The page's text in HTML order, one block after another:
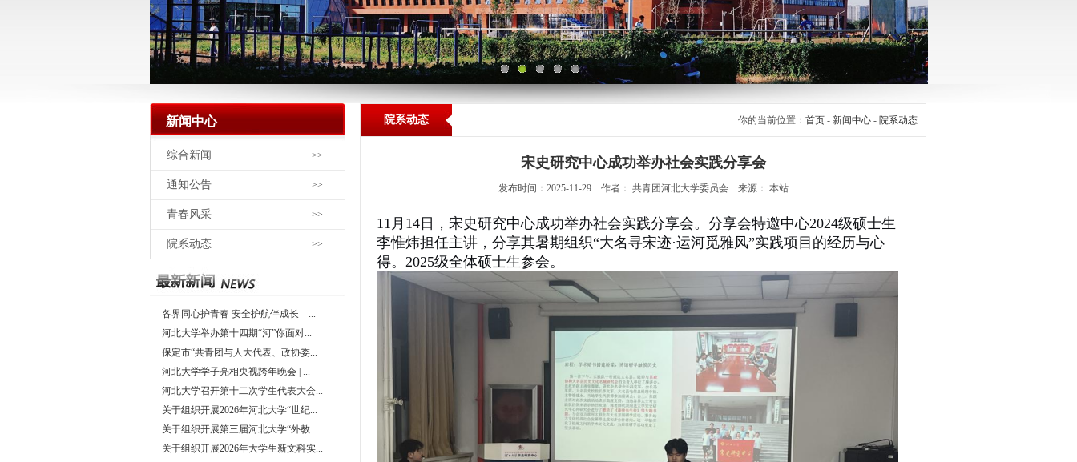
新闻中心
综合新闻 >>
通知公告 >>
青春风采 >>
院系动态 >>
各界同心护青春 安全护航伴成长—...
河北大学举办第十四期“河”你面对...
保定市“共青团与人大代表、政协委...
河北大学学子亮相央视跨年晚会 | ...
河北大学召开第十二次学生代表大会...
关于组织开展2026年河北大学“世纪...
关于组织开展第三届河北大学“外教...
关于组织开展2026年大学生新文科实...
院系动态 你的当前位置： 首页 - 新闻中心 - 院系动态
宋史研究中心成功举办社会实践分享会
发布时间：2025-11-29 作者： 共青团河北大学委员会 来源： 本站
11月14日，宋史研究中心成功举办社会实践分享会。分享会特邀中心2024级硕士生
李惟炜担任主讲，分享其暑期组织“大名寻宋迹·运河觅雅风”实践项目的经历与心
得。2025级全体硕士生参会。